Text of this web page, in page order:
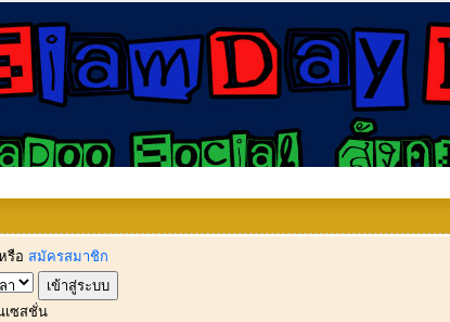
รือ สมัครสมาชิก
เซสชั่น